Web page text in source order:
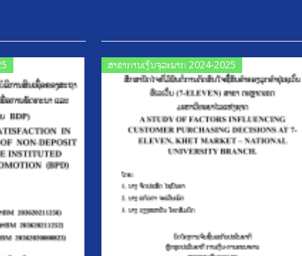
ສາຂາການເງິນຈຸລະພາກ 2024-2025
Posted
on